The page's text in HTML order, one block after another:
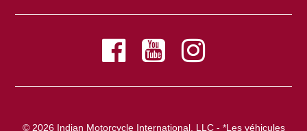
© 2026 Indian Motorcycle International, LLC - *Les véhicules